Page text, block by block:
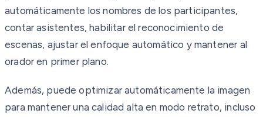
automáticamente los nombres de los participantes,
contar asistentes, habilitar el reconocimiento de
escenas, ajustar el enfoque automático y mantener al
orador en primer plano.
Además, puede optimizar automáticamente la imagen
para mantener una calidad alta en modo retrato, incluso